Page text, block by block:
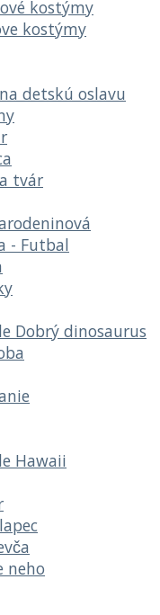
kostýmy
kostýmy
detskú oslavu
tvár
- Futbal
Dobrý dinosaurus
Hawaii
neho